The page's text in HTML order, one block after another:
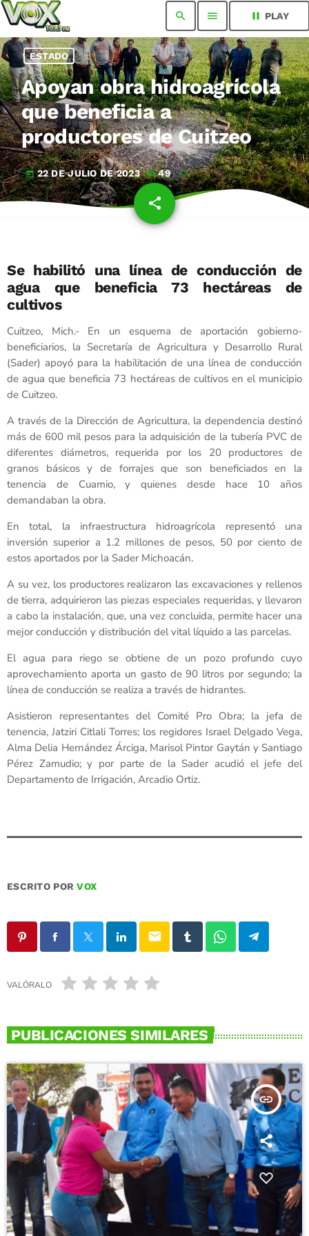
search menu pause PLAY
ESTADO
Apoyan obra hidroagrícola
que beneficia a
productores de Cuitzeo
today 22 DE JULIO DE 2023 49
share
email
Se habilitó una línea de conducción de
agua que beneficia 73 hectáreas de
cultivos
Cuitzeo, Mich.- En un esquema de aportación gobierno-
beneficiarios, la Secretaría de Agricultura y Desarrollo Rural
(Sader) apoyó para la habilitación de una línea de conducción
de agua que beneficia 73 hectáreas de cultivos en el municipio
de Cuitzeo.
A través de la Dirección de Agricultura, la dependencia destinó
más de 600 mil pesos para la adquisición de la tubería PVC de
diferentes diámetros, requerida por los 20 productores de
granos básicos y de forrajes que son beneficiados en la
tenencia de Cuamio, y quienes desde hace 10 años
demandaban la obra.
En total, la infraestructura hidroagrícola representó una
inversión superior a 1.2 millones de pesos, 50 por ciento de
estos aportados por la Sader Michoacán.
A su vez, los productores realizaron las excavaciones y rellenos
de tierra, adquirieron las piezas especiales requeridas, y llevaron
a cabo la instalación, que, una vez concluida, permite hacer una
mejor conducción y distribución del vital líquido a las parcelas.
El agua para riego se obtiene de un pozo profundo cuyo
aprovechamiento aporta un gasto de 90 litros por segundo; la
línea de conducción se realiza a través de hidrantes.
Asistieron representantes del Comité Pro Obra; la jefa de
tenencia, Jatziri Citlali Torres; los regidores Israel Delgado Vega,
Alma Delia Hernández Árciga, Marisol Pintor Gaytán y Santiago
Pérez Zamudio; y por parte de la Sader acudió el jefe del
Departamento de Irrigación, Arcadio Ortiz.
ESCRITO PORVOX
email
VALÓRALO
PUBLICACIONES SIMILARES
insert_link